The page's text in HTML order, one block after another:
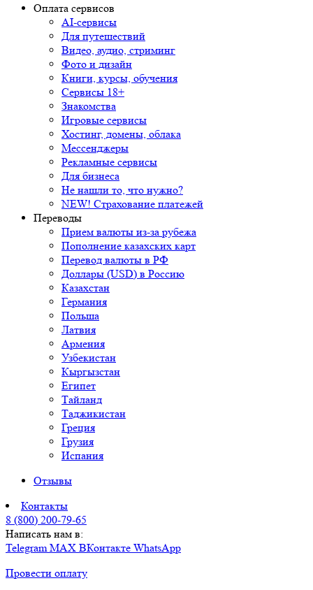
Оплата сервисов
AI-сервисы
Для путешествий
Видео, аудио, стриминг
Фото и дизайн
Книги, курсы, обучения
Сервисы 18+
Знакомства
Игровые сервисы
Хостинг, домены, облака
Мессенджеры
Рекламные сервисы
Для бизнеса
Не нашли то, что нужно?
NEW! Страхование платежей
Переводы
Прием валюты из-за рубежа
Пополнение казахских карт
Перевод валюты в РФ
Доллары (USD) в Россию
Казахстан
Германия
Польша
Латвия
Армения
Узбекистан
Кыргызстан
Египет
Тайланд
Таджикистан
Греция
Грузия
Испания
Отзывы
Контакты
8 (800) 200-79-65
Написать нам в:
TelegramMAX ВКонтакте WhatsApp
Провести оплату